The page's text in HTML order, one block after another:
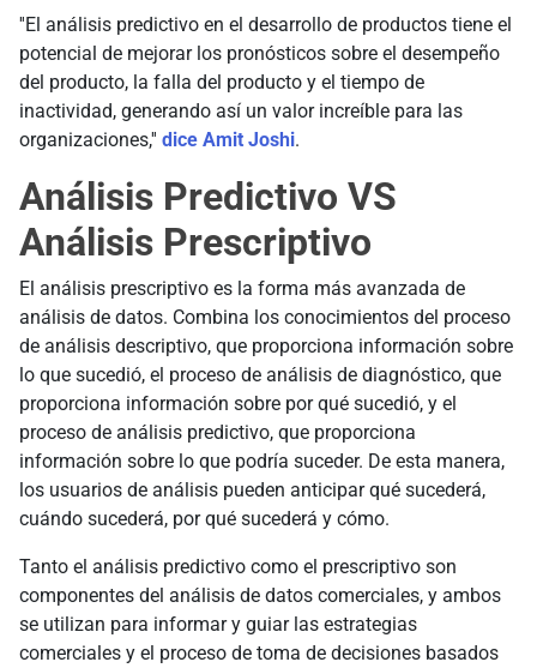
''El análisis predictivo en el desarrollo de productos tiene el
potencial de mejorar los pronósticos sobre el desempeño
del producto, la falla del producto y el tiempo de
inactividad, generando así un valor increíble para las
organizaciones,'' dice Amit Joshi.
Análisis Predictivo VS
Análisis Prescriptivo
El análisis prescriptivo es la forma más avanzada de
análisis de datos. Combina los conocimientos del proceso
de análisis descriptivo, que proporciona información sobre
lo que sucedió, el proceso de análisis de diagnóstico, que
proporciona información sobre por qué sucedió, y el
proceso de análisis predictivo, que proporciona
información sobre lo que podría suceder. De esta manera,
los usuarios de análisis pueden anticipar qué sucederá,
cuándo sucederá, por qué sucederá y cómo.
Tanto el análisis predictivo como el prescriptivo son
componentes del análisis de datos comerciales, y ambos
se utilizan para informar y guiar las estrategias
comerciales y el proceso de toma de decisiones basados